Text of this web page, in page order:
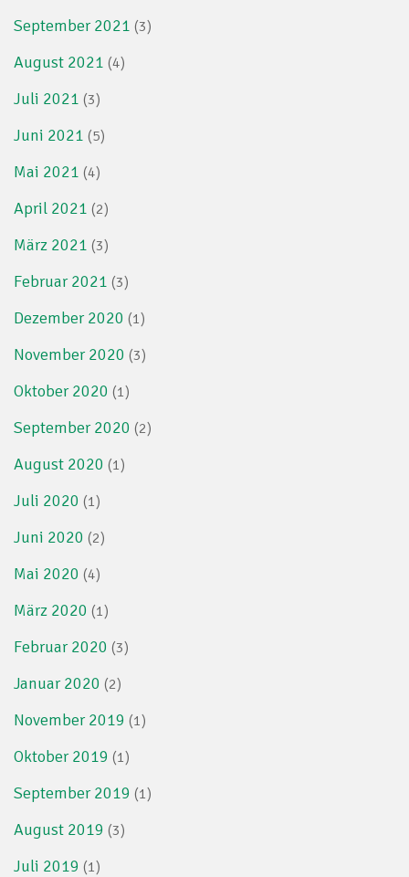
September 2021 (3)
August 2021 (4)
Juli 2021 (3)
Juni 2021 (5)
Mai 2021 (4)
April 2021 (2)
März 2021 (3)
Februar 2021 (3)
Dezember 2020 (1)
November 2020 (3)
Oktober 2020 (1)
September 2020 (2)
August 2020 (1)
Juli 2020 (1)
Juni 2020 (2)
Mai 2020 (4)
März 2020 (1)
Februar 2020 (3)
Januar 2020 (2)
November 2019 (1)
Oktober 2019 (1)
September 2019 (1)
August 2019 (3)
Juli 2019 (1)